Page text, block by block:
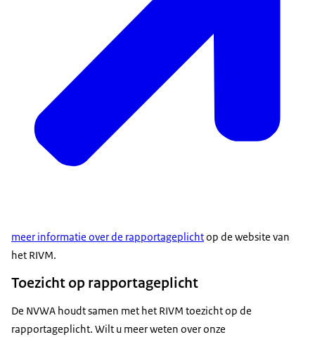
meer informatie over de rapportageplichtop de website van
het RIVM.
Toezicht op rapportageplicht
De NVWA houdt samen met het RIVM toezicht op de
rapportageplicht. Wilt u meer weten over onze